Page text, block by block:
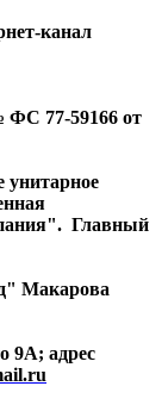
канал
ФС 77-59166 от
унитарное
Главный
Макарова
9А; адрес